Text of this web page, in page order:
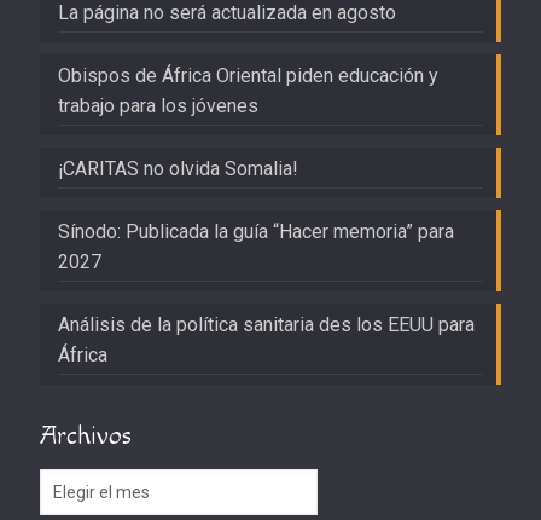
La página no será actualizada en agosto
Obispos de África Oriental piden educación y
trabajo para los jóvenes
¡CARITAS no olvida Somalia!
Sínodo: Publicada la guía “Hacer memoria” para
2027
Análisis de la política sanitaria des los EEUU para
África
Archivos
Archivos